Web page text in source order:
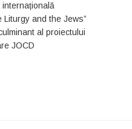
internațională
Liturgy and the Jews”
al proiectului
JOCD